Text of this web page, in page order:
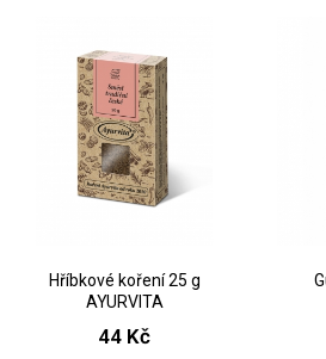
Hříbkové koření 25 g
AYURVITA
44 Kč